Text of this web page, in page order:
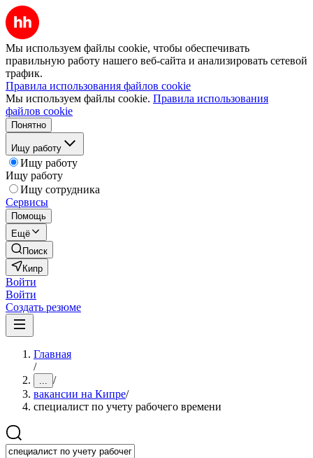
Мы используем файлы cookie, чтобы обеспечивать
правильную работу нашего веб-сайта и анализировать сетевой
трафик.
Правила использования файлов cookie
Мы используем файлы cookie. Правила использования
файлов cookie
Понятно
Ищу работу
Ищу работу
Ищу работу
Ищу сотрудника
Сервисы
Помощь
Ещё
Поиск
Кипр
Войти
Войти
Создать резюме
Главная
/
... /
вакансии на Кипре/
специалист по учету рабочего времени